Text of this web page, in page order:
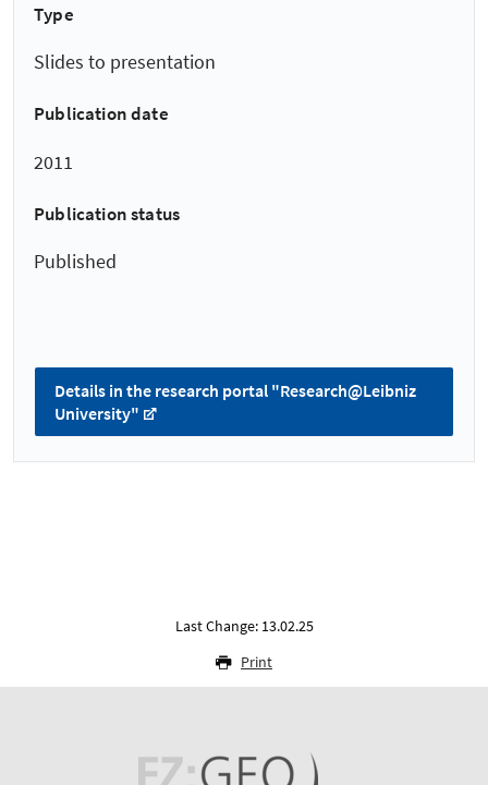
Type
Slides to presentation
Publication date
2011
Publication status
Published
Details in the research portal "Research@Leibniz
University"
Last Change: 13.02.25
Print